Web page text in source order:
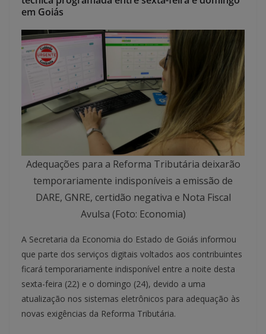
em Goiás
Adequações para a Reforma Tributária deixarão
temporariamente indisponíveis a emissão de
DARE, GNRE, certidão negativa e Nota Fiscal
Avulsa (Foto: Economia)
A Secretaria da Economia do Estado de Goiás informou
que parte dos serviços digitais voltados aos contribuintes
ficará temporariamente indisponível entre a noite desta
sexta-feira (22) e o domingo (24), devido a uma
atualização nos sistemas eletrônicos para adequação às
novas exigências da Reforma Tributária.